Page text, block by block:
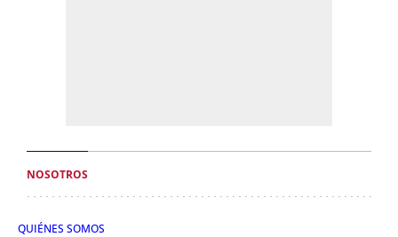
NOSOTROS
QUIÉNES SOMOS